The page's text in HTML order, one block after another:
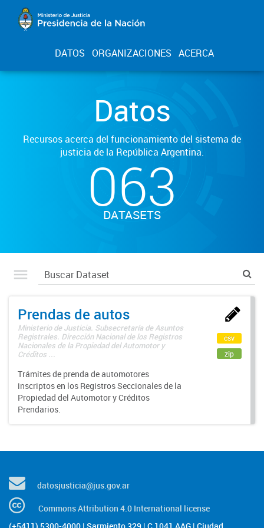
DATOS ORGANIZACIONES ACERCA
Datos
Recursos acerca del funcionamiento del sistema de
justicia de la República Argentina.
063
DATASETS
Prendas de autos
Ministerio de Justicia. Subsecretaría de Asuntos
Registrales. Dirección Nacional de los Registros
Nacionales de la Propiedad del Automotor y
Créditos ...
Trámites de prenda de automotores
inscriptos en los Registros Seccionales de la
Propiedad del Automotor y Créditos
Prendarios.
csv
zip
datosjusticia@jus.gov.ar
Commons Attribution 4.0 International license